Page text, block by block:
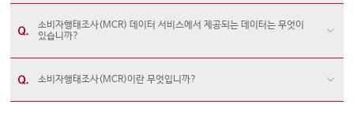
소비자행태조사(MCR) 데이터 서비스에서 제공되는 데이터는 무엇이
있습니까?
소비자행태조사(MCR)이란 무엇입니까?